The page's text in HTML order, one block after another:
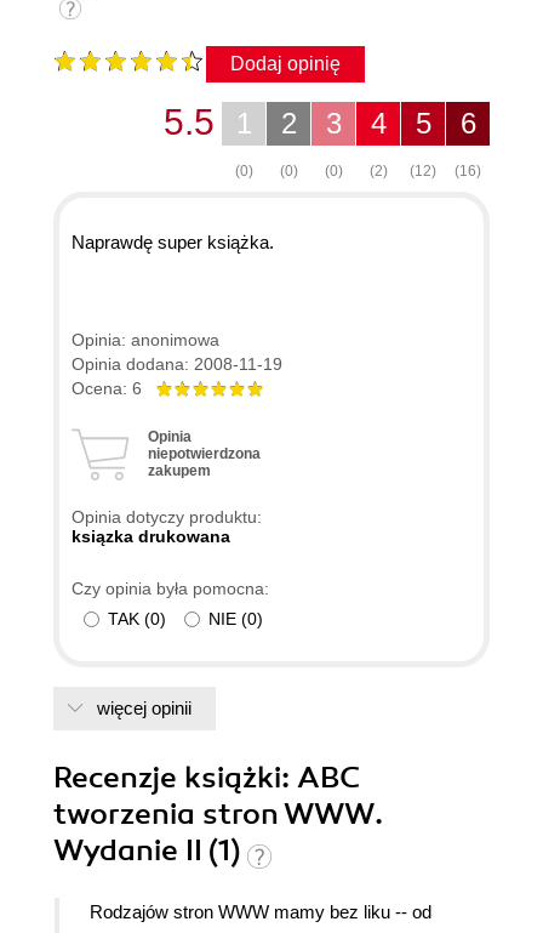
Dodaj opinię
6
(16)
5
(12)
4
(2)
3
(0)
2
(0)
1
(0)
5.5
Naprawdę super książka.
Opinia: anonimowa
Opinia dodana: 2008-11-19
Ocena: 6
Opinia
niepotwierdzona
zakupem
Opinia dotyczy produktu:
ksiązka drukowana
Czy opinia była pomocna:
TAK (0) NIE (0)
więcej opinii
Recenzje książki: ABC
tworzenia stron WWW.
Wydanie II (1)
Rodzajów stron WWW mamy bez liku -- od